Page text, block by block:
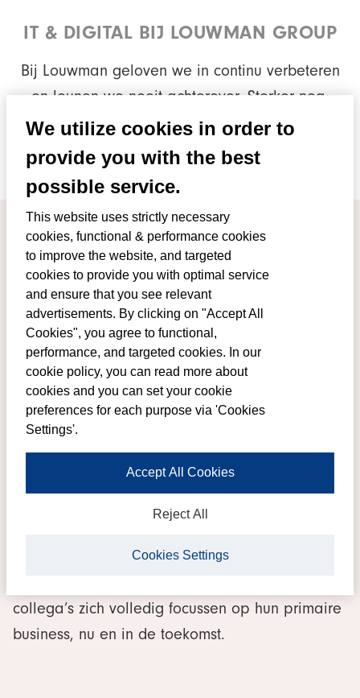
IT & DIGITAL BIJ LOUWMAN GROUP
Bij Louwman geloven we in continu verbeteren
en leunen we nooit achterover. Sterker nog:
‘Blijven verbeteren’ is een van onze
kernwaarden. En dus zorgen we ervoor dat
Louwman klaar is voor de digitale toekomst.
In dit licht hebben we binnen onze organisatie
alle expertises op het gebied van ICT
gebundeld in
kunnen we Louwman centraal en daadkrachtig
begeleiden in de digitale transformatie die
nodig is om de mobility provider van morgen te
telefonie en infrastructuur en voor optimalisatie
collega’s zich volledig focussen op hun primaire
business, nu en in de toekomst.
We utilize cookies in order to
provide you with the best
possible service.
This website uses strictly necessary
cookies, functional & performance cookies
to improve the website, and targeted
cookies to provide you with optimal service
and ensure that you see relevant
advertisements. By clicking on "Accept All
Cookies", you agree to functional,
performance, and targeted cookies. In our
cookie policy, you can read more about
cookies and you can set your cookie
preferences for each purpose via 'Cookies
Settings'.
Reject All
Accept All Cookies
Cookies Settings